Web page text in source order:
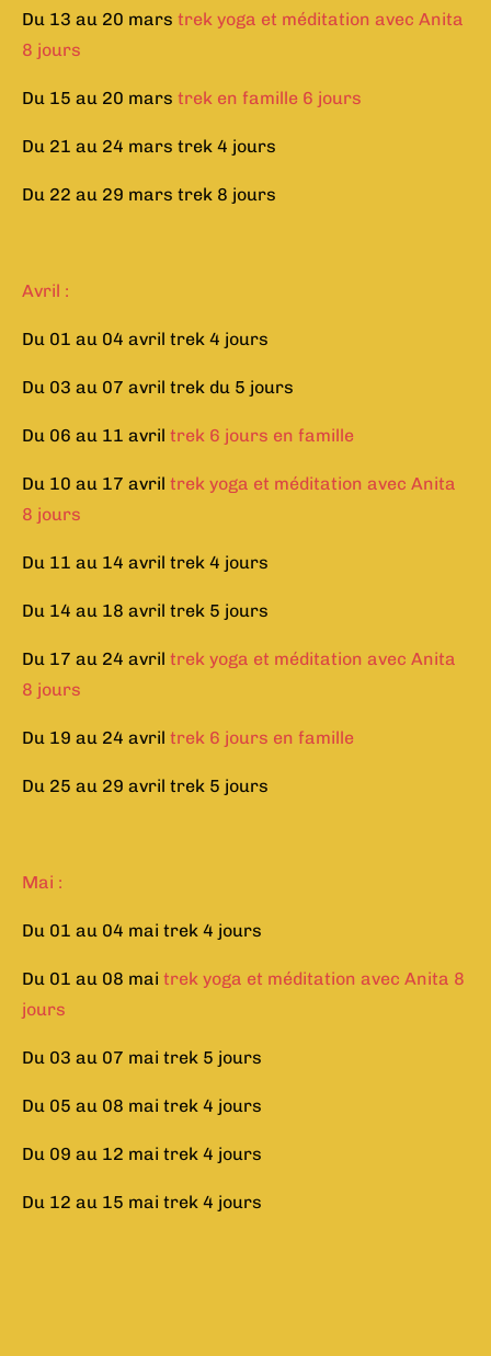
Du 13 au 20 mars trek yoga et méditation avec Anita
8 jours
Du 15 au 20 mars trek en famille 6 jours
Du 21 au 24 mars trek 4 jours
Du 22 au 29 mars trek 8 jours
Avril :
Du 01 au 04 avril trek 4 jours
Du 03 au 07 avril trek du 5 jours
Du 06 au 11 avril trek 6 jours en famille
Du 10 au 17 avril trek yoga et méditation avec Anita
8 jours
Du 11 au 14 avril trek 4 jours
Du 14 au 18 avril trek 5 jours
Du 17 au 24 avril trek yoga et méditation avec Anita
8 jours
Du 19 au 24 avril trek 6 jours en famille
Du 25 au 29 avril trek 5 jours
Mai :
Du 01 au 04 mai trek 4 jours
Du 01 au 08 mai trek yoga et méditation avec Anita 8
jours
Du 03 au 07 mai trek 5 jours
Du 05 au 08 mai trek 4 jours
Du 09 au 12 mai trek 4 jours
Du 12 au 15 mai trek 4 jours